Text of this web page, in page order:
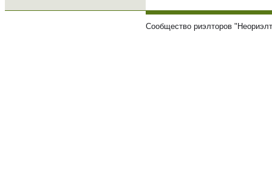
Сообщество риэлторов